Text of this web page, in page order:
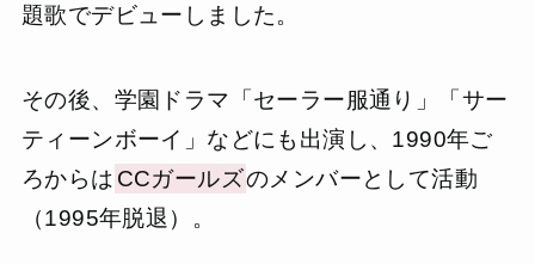
題歌でデビューしました。
その後、学園ドラマ「セーラー服通り」「サー
ティーンボーイ」などにも出演し、1990年ご
ろからは CCガールズのメンバーとして活動
（1995年脱退）。